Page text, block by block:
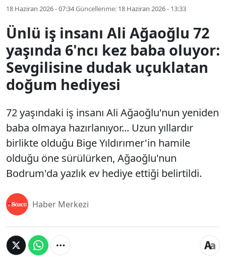
18 Haziran 2026 - 07:34Güncellenme: 18 Haziran 2026 - 13:33
Ünlü iş insanı Ali Ağaoğlu 72
yaşında 6'ncı kez baba oluyor:
Sevgilisine dudak uçuklatan
doğum hediyesi
72 yaşındaki iş insanı Ali Ağaoğlu'nun yeniden
baba olmaya hazırlanıyor... Uzun yıllardır
birlikte olduğu Bige Yıldırımer'in hamile
olduğu öne sürülürken, Ağaoğlu'nun
Bodrum'da yazlık ev hediye ettiği belirtildi.
Haber Merkezi